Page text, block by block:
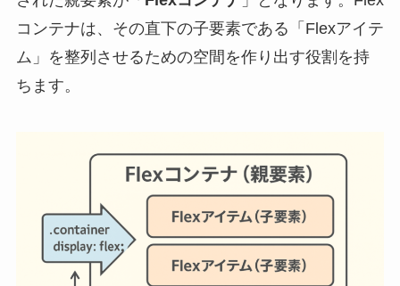
コンテナは、その直下の子要素である「Flexアイテ
ム」を整列させるための空間を作り出す役割を持
ちます。